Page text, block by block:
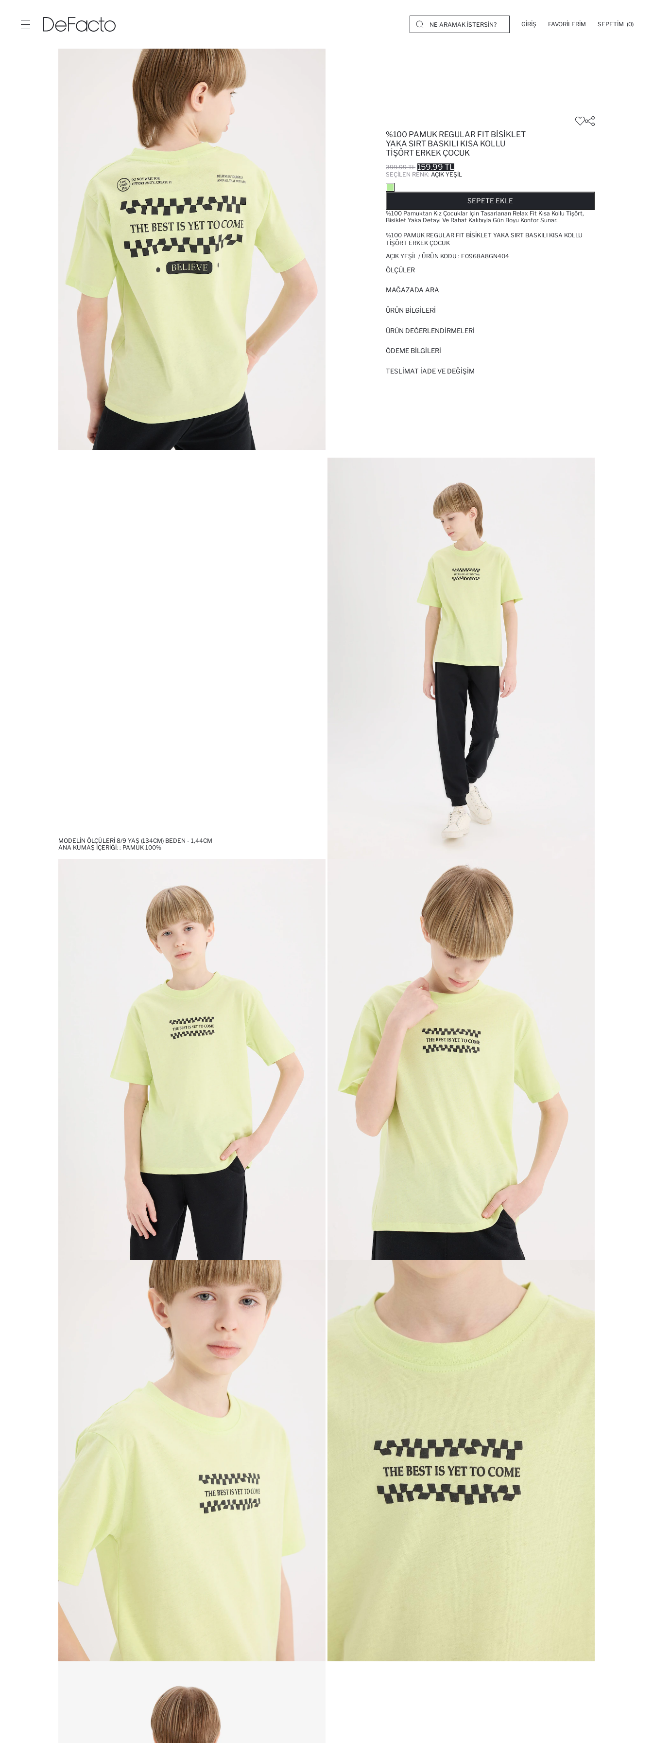
GIRIŞ FAVORILERIM SEPETIM (0)
%100 PAMUK REGULAR FIT BISIKLET
YAKA SIRT BASKILI KISA KOLLU
TIŞÖRT ERKEK ÇOCUK
399.99 TL 159.99 TL
SEÇILEN RENK: AÇIK YEŞIL
SEPETE EKLE
%100 Pamuktan Kız Çocuklar Için Tasarlanan Relax Fit Kısa Kollu Tişört,
Bisiklet Yaka Detayı Ve Rahat Kalıbıyla Gün Boyu Konfor Sunar.
%100 PAMUK REGULAR FIT BISIKLET YAKA SIRT BASKILI KISA KOLLU
TIŞÖRT ERKEK ÇOCUK
AÇIK YEŞIL / ÜRÜN KODU : E0968A8GN404
ÖLÇÜLER
MAĞAZADA ARA
ÜRÜN BILGILERI
ÜRÜN DEĞERLENDİRMELERİ
ÖDEME BİLGİLERİ
TESLIMAT İADE VE DEĞIŞIM
MODELIN ÖLÇÜLERI 8/9 YAŞ (134CM) BEDEN - 1,44CM
ANA KUMAŞ İÇERIĞI: : PAMUK 100%